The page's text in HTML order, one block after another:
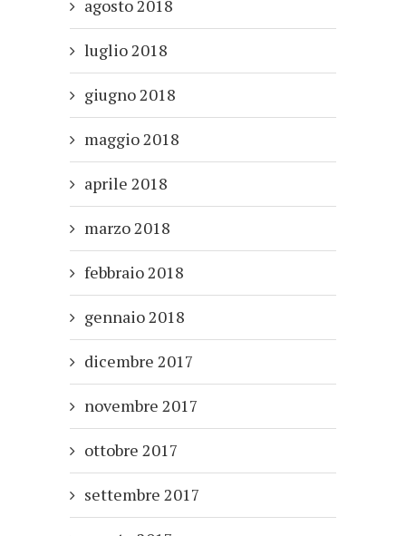
agosto 2018
luglio 2018
giugno 2018
maggio 2018
aprile 2018
marzo 2018
febbraio 2018
gennaio 2018
dicembre 2017
novembre 2017
ottobre 2017
settembre 2017